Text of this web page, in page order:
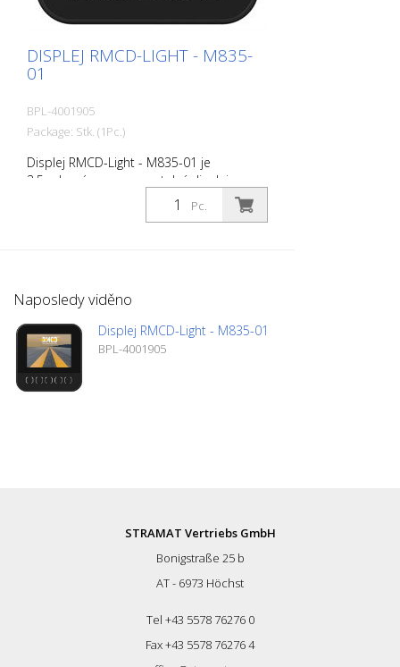
DISPLEJ RMCD-LIGHT - M835-
01
BPL-4001905
Package: Stk. (1Pc.)
Displej RMCD-Light - M835-01 je
3,5palcový programovatelný displej
určený pro použití ve vozidlech a
terénních strojích. DSEM835 nabízí
vyhřívaný opticky spojený displej a
podpora motorů Tier 4F Stage 5.
Pc.
Naposledy viděno
Displej RMCD-Light - M835-01
BPL-4001905
STRAMAT Vertriebs GmbH
Bonigstraße 25 b
AT - 6973 Höchst
Tel +43 5578 76276 0
Fax +43 5578 76276 4